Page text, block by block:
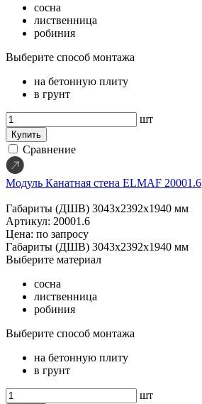
сосна
лиственница
робиния
Выберите способ монтажа
на бетонную плиту
в грунт
шт
Купить
Сравнение
Модуль Канатная стена ELMAF 20001.6
Габариты (ДШВ) 3043х2392х1940 мм
Артикул: 20001.6
Цена: по запросу
Габариты (ДШВ) 3043х2392х1940 мм
Выберите материал
сосна
лиственница
робиния
Выберите способ монтажа
на бетонную плиту
в грунт
шт